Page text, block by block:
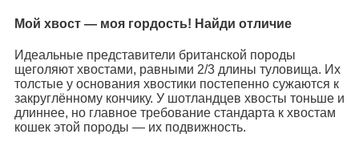
Мой хвост — моя гордость! Найди отличие
Идеальные представители британской породы
щеголяют хвостами, равными 2/3 длины туловища. Их
толстые у основания хвостики постепенно сужаются к
закруглённому кончику. У шотландцев хвосты тоньше и
длиннее, но главное требование стандарта к хвостам
кошек этой породы — их подвижность.